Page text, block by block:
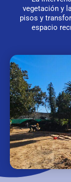
vegetación y
pisos y
espacio